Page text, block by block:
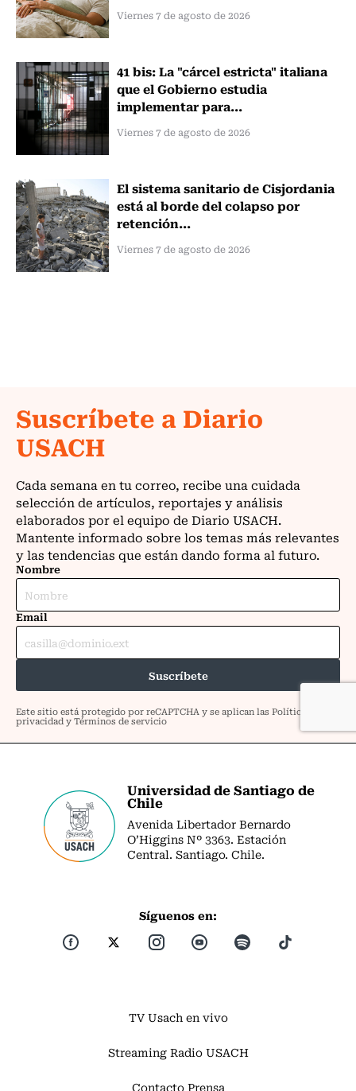
Viernes 7 de agosto de 2026
41 bis: La "cárcel estricta" italiana
que el Gobierno estudia
implementar para...
Viernes 7 de agosto de 2026
El sistema sanitario de Cisjordania
está al borde del colapso por
retención...
Viernes 7 de agosto de 2026
Universidad de Santiago de
Chile
Avenida Libertador Bernardo
O’Higgins Nº 3363. Estación
Central. Santiago. Chile.
Síguenos en:
TV Usach en vivo
Streaming Radio USACH
Contacto Prensa